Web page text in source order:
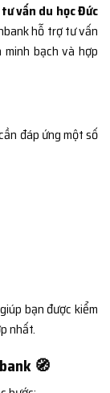
tư vấn du học Đức
hỗ trợ tư vấn
bạch và hợp
đáp ứng một số
bạn được kiểm
nhất.
🧭